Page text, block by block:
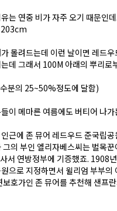
는 연중 비가 자주 오기 때문인
203cm
몰려드는데 이런 날이면 레드
데 그래서 100M 아래의 뿌리로
분의 25~50%정도에 달함)
이 메마른 여름에도 버티어 나
근에 존 뮤어 레드우드 준국립
의 부인 엘리자베스씨는 벌목
서 연방정부에 기증했죠. 1908
으로 지정하면서 윌리엄 부부
호가인 존 뮤어를 추천해 샌프